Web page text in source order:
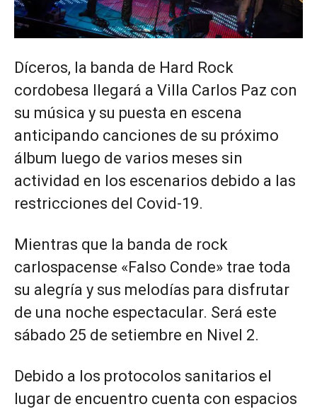
Díceros, la banda de Hard Rock
cordobesa llegará a Villa Carlos Paz con
su música y su puesta en escena
anticipando canciones de su próximo
álbum luego de varios meses sin
actividad en los escenarios debido a las
restricciones del Covid-19.
Mientras que la banda de rock
carlospacense «Falso Conde» trae toda
su alegría y sus melodías para disfrutar
de una noche espectacular. Será este
sábado 25 de setiembre en Nivel 2.
Debido a los protocolos sanitarios el
lugar de encuentro cuenta con espacios